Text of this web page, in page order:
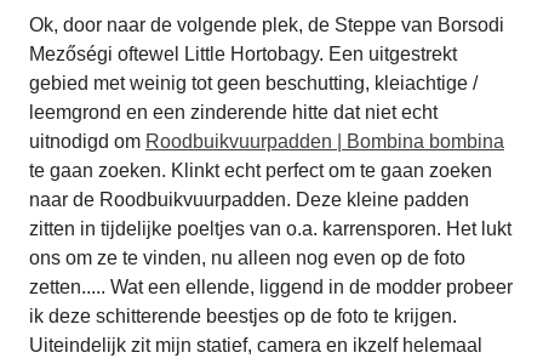
Ok, door naar de volgende plek, de Steppe van Borsodi
Mezőségi oftewel Little Hortobagy. Een uitgestrekt
gebied met weinig tot geen beschutting, kleiachtige /
leemgrond en een zinderende hitte dat niet echt
uitnodigd om Roodbuikvuurpadden | Bombina bombina
te gaan zoeken. Klinkt echt perfect om te gaan zoeken
naar de Roodbuikvuurpadden. Deze kleine padden
zitten in tijdelijke poeltjes van o.a. karrensporen. Het lukt
ons om ze te vinden, nu alleen nog even op de foto
zetten..... Wat een ellende, liggend in de modder probeer
ik deze schitterende beestjes op de foto te krijgen.
Uiteindelijk zit mijn statief, camera en ikzelf helemaal